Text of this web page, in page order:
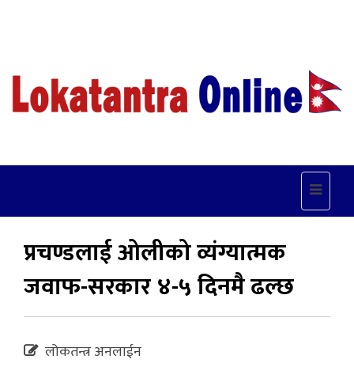
Toggle
प्रचण्डलाई ओलीको व्यंग्यात्मक
जवाफ-सरकार ४-५ दिनमै ढल्छ
लोकतन्त्र अनलाईन